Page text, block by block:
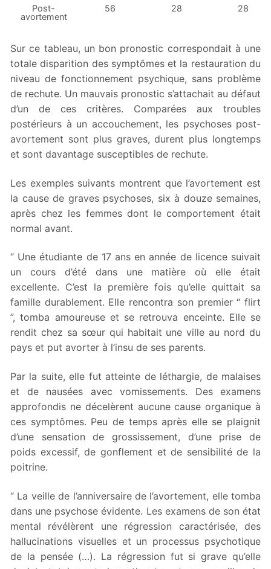
Post-
avortement
56 28 28
Sur ce tableau, un bon pronostic correspondait à une
totale disparition des symptômes et la restauration du
niveau de fonctionnement psychique, sans problème
de rechute. Un mauvais pronostic s’attachait au défaut
d’un de ces critères. Comparées aux troubles
postérieurs à un accouchement, les psychoses post-
avortement sont plus graves, durent plus longtemps
et sont davantage susceptibles de rechute.
Les exemples suivants montrent que l’avortement est
la cause de graves psychoses, six à douze semaines,
après chez les femmes dont le comportement était
normal avant.
“ Une étudiante de 17 ans en année de licence suivait
un cours d’été dans une matière où elle était
excellente. C’est la première fois qu’elle quittait sa
famille durablement. Elle rencontra son premier “ flirt
”, tomba amoureuse et se retrouva enceinte. Elle se
rendit chez sa sœur qui habitait une ville au nord du
pays et put avorter à l’insu de ses parents.
Par la suite, elle fut atteinte de léthargie, de malaises
et de nausées avec vomissements. Des examens
approfondis ne décelèrent aucune cause organique à
ces symptômes. Peu de temps après elle se plaignit
d’une sensation de grossissement, d’une prise de
poids excessif, de gonflement et de sensibilité de la
poitrine.
“ La veille de l’anniversaire de l’avortement, elle tomba
dans une psychose évidente. Les examens de son état
mental révélèrent une régression caractérisée, des
hallucinations visuelles et un processus psychotique
de la pensée (…). La régression fut si grave qu’elle